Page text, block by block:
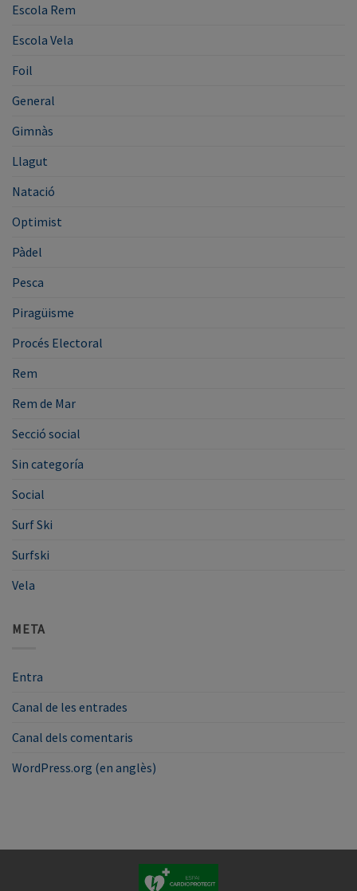
Escola Rem
Escola Vela
Foil
General
Gimnàs
Llagut
Natació
Optimist
Pàdel
Pesca
Piragüisme
Procés Electoral
Rem
Rem de Mar
Secció social
Sin categoría
Social
Surf Ski
Surfski
Vela
META
Entra
Canal de les entrades
Canal dels comentaris
WordPress.org (en anglès)